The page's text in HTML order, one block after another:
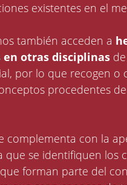
existentes en el
también acceden a
en otras disciplinas
por lo que recogen o
procedentes
complementa con la
que se identifiquen los
forman parte del